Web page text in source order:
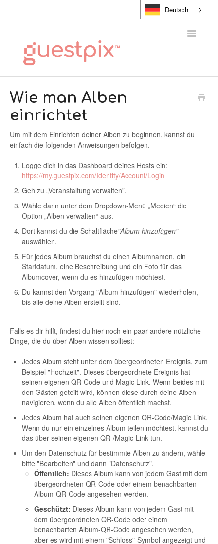
Deutsch
Wie man Alben
einrichtet
Um mit dem Einrichten deiner Alben zu beginnen, kannst du
einfach die folgenden Anweisungen befolgen.
Logge dich in das Dashboard deines Hosts ein:
https://my.guestpix.com/Identity/Account/Login
Geh zu „Veranstaltung verwalten”.
Wähle dann unter dem Dropdown-Menü „Medien“ die
Option „Alben verwalten“ aus.
Dort kannst du die Schaltfläche"Album hinzufügen"
auswählen.
Für jedes Album brauchst du einen Albumnamen, ein
Startdatum, eine Beschreibung und ein Foto für das
Albumcover, wenn du es hinzufügen möchtest.
Du kannst den Vorgang "Album hinzufügen" wiederholen,
bis alle deine Alben erstellt sind.
Falls es dir hilft, findest du hier noch ein paar andere nützliche
Dinge, die du über Alben wissen solltest:
Jedes Album steht unter dem übergeordneten Ereignis, zum
Beispiel "Hochzeit". Dieses übergeordnete Ereignis hat
seinen eigenen QR-Code und Magic Link. Wenn beides mit
den Gästen geteilt wird, können diese durch deine Alben
navigieren, wenn du alle Alben öffentlich machst.
Jedes Album hat auch seinen eigenen QR-Code/Magic Link.
Wenn du nur ein einzelnes Album teilen möchtest, kannst du
das über seinen eigenen QR-/Magic-Link tun.
Um den Datenschutz für bestimmte Alben zu ändern, wähle
bitte "Bearbeiten" und dann "Datenschutz".
Öffentlich: Dieses Album kann von jedem Gast mit dem
übergeordneten QR-Code oder einem benachbarten
Album-QR-Code angesehen werden.
Geschützt: Dieses Album kann von jedem Gast mit
dem übergeordneten QR-Code oder einem
benachbarten Album-QR-Code angesehen werden,
aber es wird mit einem "Schloss"-Symbol angezeigt und